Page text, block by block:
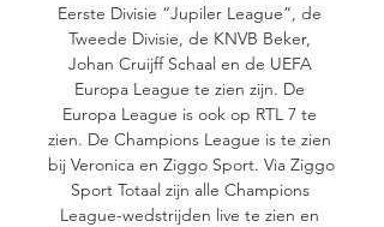
Eerste Divisie “Jupiler League”, de
Tweede Divisie, de KNVB Beker,
Johan Cruijff Schaal en de UEFA
Europa League te zien zijn. De
Europa League is ook op RTL 7 te
zien. De Champions League is te zien
bij Veronica en Ziggo Sport. Via Ziggo
Sport Totaal zijn alle Champions
League-wedstrijden live te zien en